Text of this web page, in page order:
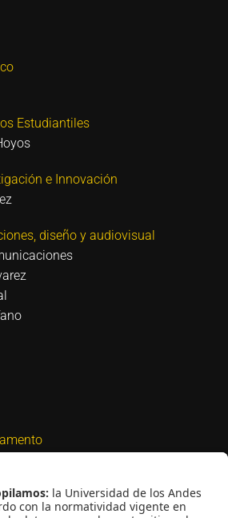
Estudiantiles
e Innovación
diseño y audiovisual